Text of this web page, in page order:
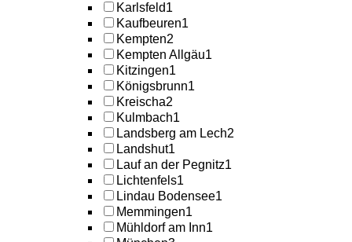
Karlsfeld1
Kaufbeuren1
Kempten2
Kempten Allgäu1
Kitzingen1
Königsbrunn1
Kreischa2
Kulmbach1
Landsberg am Lech2
Landshut1
Lauf an der Pegnitz1
Lichtenfels1
Lindau Bodensee1
Memmingen1
Mühldorf am Inn1